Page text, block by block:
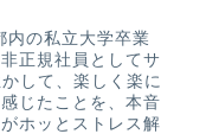
内の私立大学卒業
正規社員としてサ
して、楽しく楽に
じたことを、本音
ホッとストレス解